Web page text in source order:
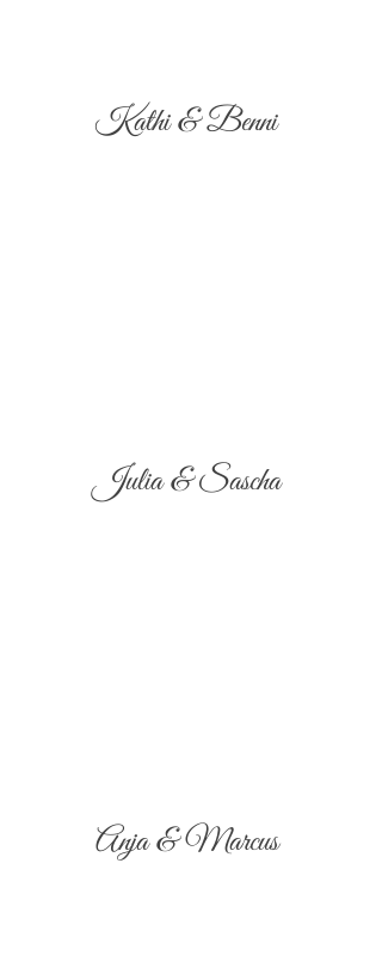
Kathi & Benni
Julia & Sascha
Anja & Marcus